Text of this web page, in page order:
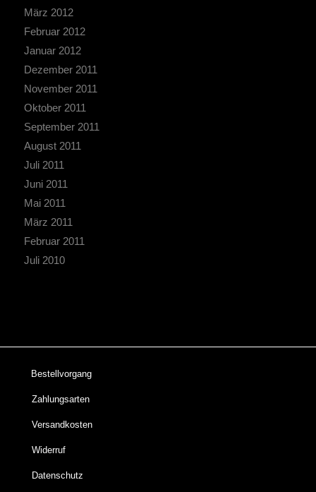
März 2012
Februar 2012
Januar 2012
Dezember 2011
November 2011
Oktober 2011
September 2011
August 2011
Juli 2011
Juni 2011
Mai 2011
März 2011
Februar 2011
Juli 2010
Bestellvorgang
Zahlungsarten
Versandkosten
Widerruf
Datenschutz